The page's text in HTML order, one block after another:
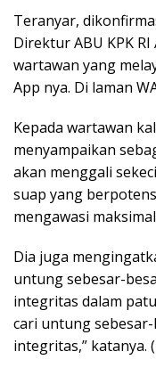
Teranyar,
Direktur ABU KPK
wartawan yang
App nya. Di laman
Kepada wartawan
menyampaikan
akan menggali
suap yang
mengawasi
Dia juga
untung sebesar-
integritas dalam
cari untung
integritas,” katanya.